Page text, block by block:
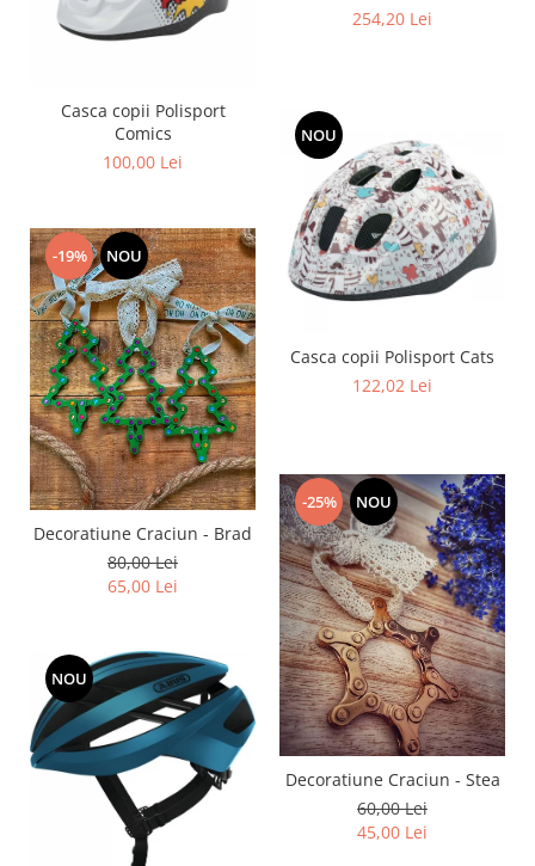
254,20 Lei
Casca copii Polisport
Comics
100,00 Lei
NOU
Casca copii Polisport Cats
122,02 Lei
-19% NOU
Decoratiune Craciun - Brad
80,00 Lei
65,00 Lei
-25% NOU
Decoratiune Craciun - Stea
60,00 Lei
45,00 Lei
NOU